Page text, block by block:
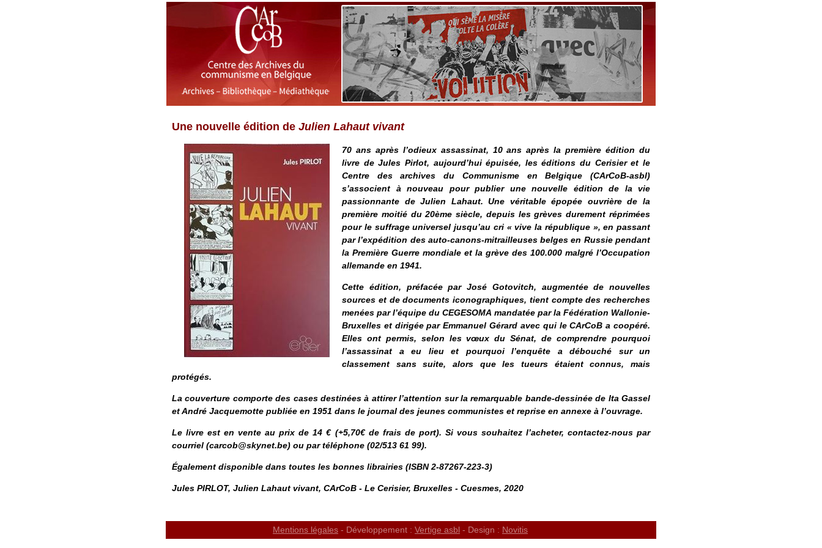
Une nouvelle édition de Julien Lahaut vivant
70 ans après l’odieux assassinat, 10 ans après la première édition du
livre de Jules Pirlot, aujourd’hui épuisée, les éditions du Cerisier et le
Centre des archives du Communisme en Belgique (CArCoB-asbl)
s’associent à nouveau pour publier une nouvelle édition de la vie
passionnante de Julien Lahaut. Une véritable épopée ouvrière de la
première moitié du 20ème siècle, depuis les grèves durement réprimées
pour le suffrage universel jusqu’au cri « vive la république », en passant
par l’expédition des auto-canons-mitrailleuses belges en Russie pendant
la Première Guerre mondiale et la grève des 100.000 malgré l’Occupation
allemande en 1941.
Cette édition, préfacée par José Gotovitch, augmentée de nouvelles
sources et de documents iconographiques, tient compte des recherches
menées par l’équipe du CEGESOMA mandatée par la Fédération Wallonie-
Bruxelles et dirigée par Emmanuel Gérard avec qui le CArCoB a coopéré.
Elles ont permis, selon les vœux du Sénat, de comprendre pourquoi
l’assassinat a eu lieu et pourquoi l’enquête a débouché sur un
classement sans suite, alors que les tueurs étaient connus, mais
protégés.
La couverture comporte des cases destinées à attirer l’attention sur la remarquable bande-dessinée de Ita Gassel
et André Jacquemotte publiée en 1951 dans le journal des jeunes communistes et reprise en annexe à l’ouvrage.
Le livre est en vente au prix de 14 € (+5,70€ de frais de port). Si vous souhaitez l’acheter, contactez-nous par
courriel (carcob@skynet.be) ou par téléphone (02/513 61 99).
Également disponible dans toutes les bonnes librairies (ISBN 2-87267-223-3)
Jules PIRLOT, Julien Lahaut vivant, CArCoB - Le Cerisier, Bruxelles - Cuesmes, 2020
Mentions légales - Développement : Vertige asbl - Design : Novitis